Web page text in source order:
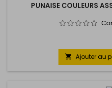
PUNAISE COULEURS
 Ajouter au